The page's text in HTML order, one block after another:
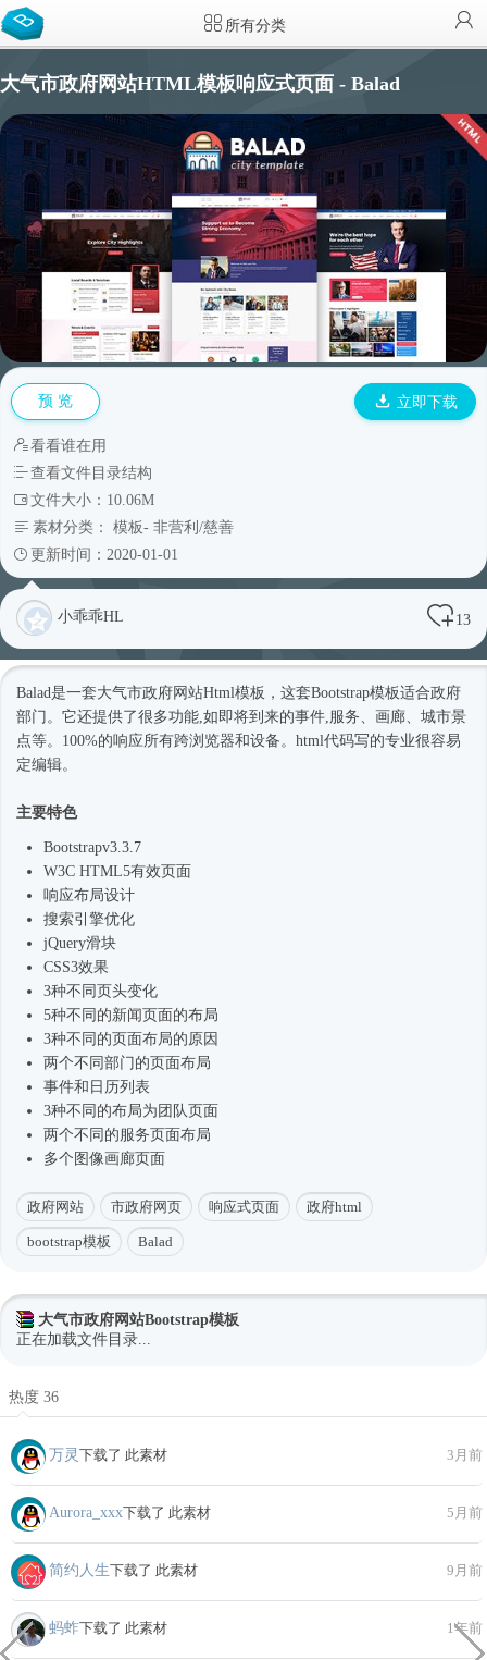
所有分类
大气市政府网站HTML模板响应式页面 - Balad
预 览 立即下载
看看谁在用
查看文件目录结构
文件大小：10.06M
素材分类： 模板- 非营利/慈善
更新时间：2020-01-01
小乖乖HL 13
Balad是一套大气市政府网站Html模板 ，这套Bootstrap模板适合政府
部门。它还提供了很多功能,如即将到来的事件,服务、画廊、城市景
点等。100%的响应所有跨浏览器和设备。html代码写的专业很容易
定编辑。
主要特色
Bootstrapv3.3.7
W3C HTML5有效页面
响应布局设计
搜索引擎优化
jQuery滑块
CSS3效果
3种不同页头变化
5种不同的新闻页面的布局
3种不同的页面布局的原因
两个不同部门的页面布局
事件和日历列表
3种不同的布局为团队页面
两个不同的服务页面布局
多个图像画廊页面
政府网站 市政府网页 响应式页面 政府html
bootstrap模板 Balad
大气市政府网站Bootstrap模板
正在加载文件目录...
热度 36
万灵 下载了 此素材 3月前
Aurora_xxx下载了 此素材 5月前
简约人生下载了 此素材 9月前
蚂蚱下载了 此素材 1年前